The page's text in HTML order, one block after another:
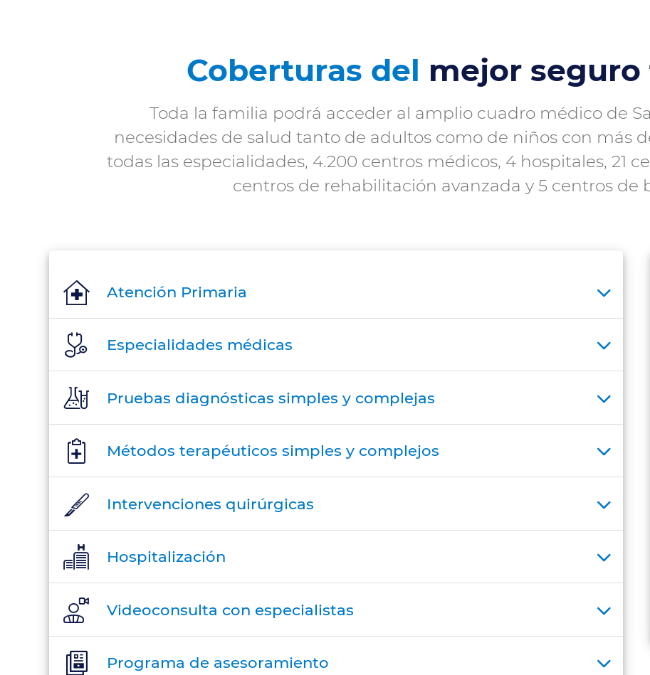
Preexistencias
concertadas
Precio
final
Coberturas del mejor
Toda la familia podrá acceder al amplio cuadro médico de
necesidades de salud tanto de adultos como de niños con más
todas las especialidades, 4.200 centros médicos, 4 hospitales, 21
centros de rehabilitación avanzada y 5 centros de
Atención Primaria
Especialidades médicas
Pruebas diagnósticas simples y complejas
Métodos terapéuticos simples y complejos
Intervenciones quirúrgicas
Hospitalización
Videoconsulta con especialistas
Programa de asesoramiento